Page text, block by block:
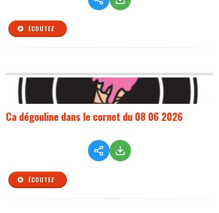
ÉCOUTEZ
Ca dégouline dans le cornet du 08 06 2026
ÉCOUTEZ